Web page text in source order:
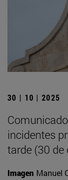
30 | 10 | 2025
incidentes
tarde (30 de
Imagen Manuel